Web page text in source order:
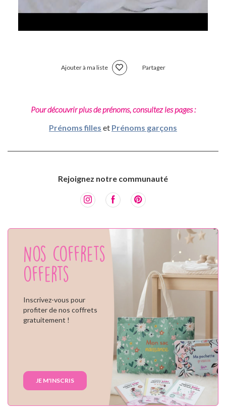
Ajouter à ma liste Partager
Pour découvrir plus de prénoms, consultez les pages :
Prénoms filles et Prénoms garçons
Rejoignez notre communauté
Nos coffrets
offerts
Inscrivez-vous pour
profiter de nos coffrets
gratuitement !
JE M'INSCRIS